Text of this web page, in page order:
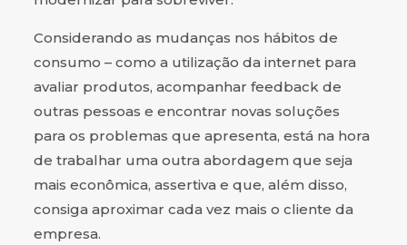
Considerando as mudanças nos hábitos de
consumo – como a utilização da internet para
avaliar produtos, acompanhar feedback de
outras pessoas e encontrar novas soluções
para os problemas que apresenta, está na hora
de trabalhar uma outra abordagem que seja
mais econômica, assertiva e que, além disso,
consiga aproximar cada vez mais o cliente da
empresa.